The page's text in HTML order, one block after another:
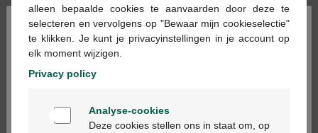
Op voorraad online
- +
Max. aantal = 12
Op werkdagen vóór 12u besteld, volgende
werkdag geleverd
×
Bienvenue
alleen bepaalde cookies te aanvaarden door deze te
selecteren en vervolgens op "Bewaar mijn cookieselectie"
te klikken. Je kunt je privacyinstellingen in je account op
elk moment wijzigen.
Privacy policy
Analyse-cookies
Deze cookies stellen ons in staat om, op